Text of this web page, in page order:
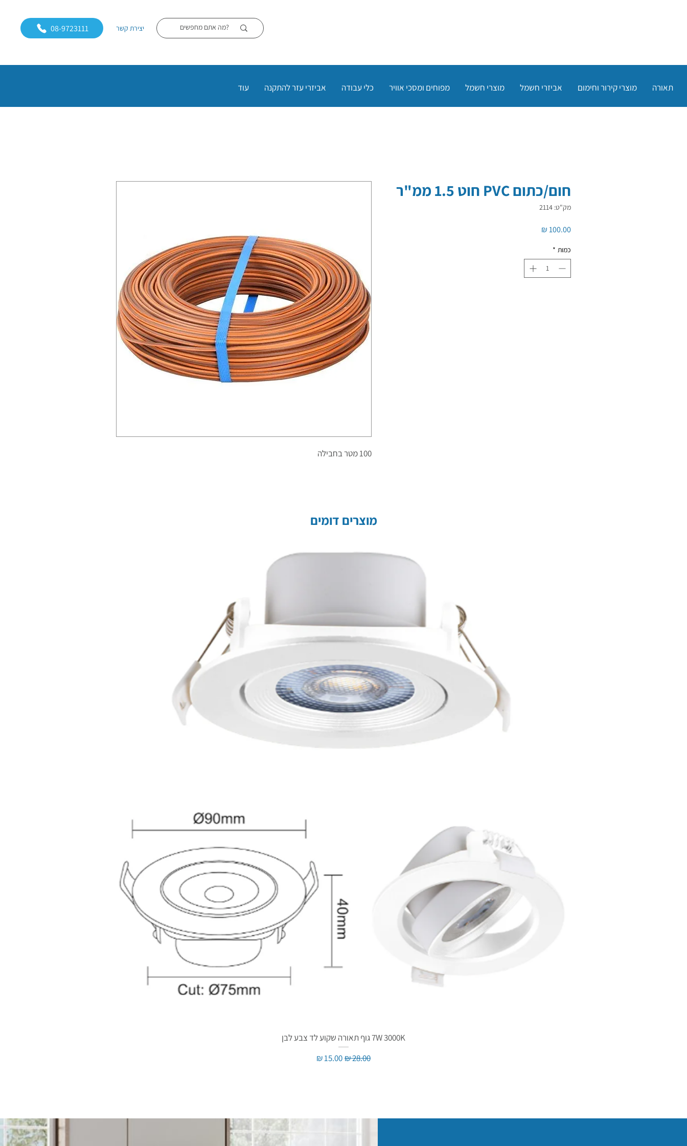
08-9723111 יצירת קשר
תאורה מוצרי קירור וחימום אביזרי חשמל מוצרי חשמל מפוחים ומסכי אוויר כלי עבודה אביזרי עזר להתקנה עוד
100 מטר בחבילה
חום/כתום PVC חוט 1.5 ממ"ר
מק"ט: 2114
כמות *
מוצרים דומים
7W 3000K גוף תאורה שקוע לד צבע לבן
מחיר רגילמחיר מבצע